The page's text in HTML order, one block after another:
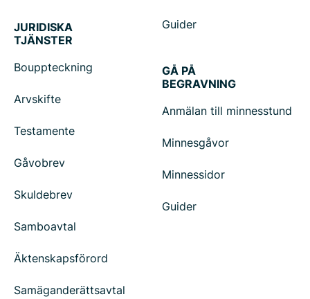
Guider
JURIDISKA
TJÄNSTER
Bouppteckning
Arvskifte
Testamente
Gåvobrev
Skuldebrev
Samboavtal
Äktenskapsförord
Samäganderättsavtal
GÅ PÅ
BEGRAVNING
Anmälan till minnesstund
Minnesgåvor
Minnessidor
Guider